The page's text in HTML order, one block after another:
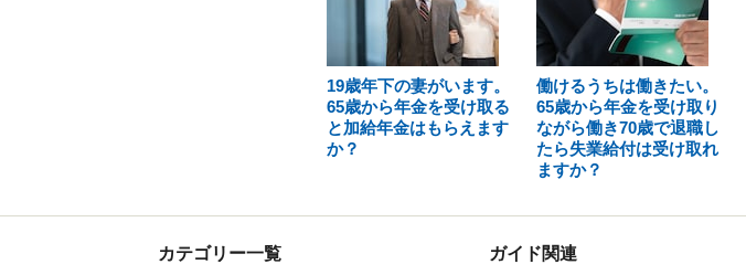
19歳年下の妻がいます。
65歳から年金を受け取る
と加給年金はもらえます
か？
働けるうちは働きたい。
65歳から年金を受け取り
ながら働き70歳で退職し
たら失業給付は受け取れ
ますか？
カテゴリー一覧 ガイド関連